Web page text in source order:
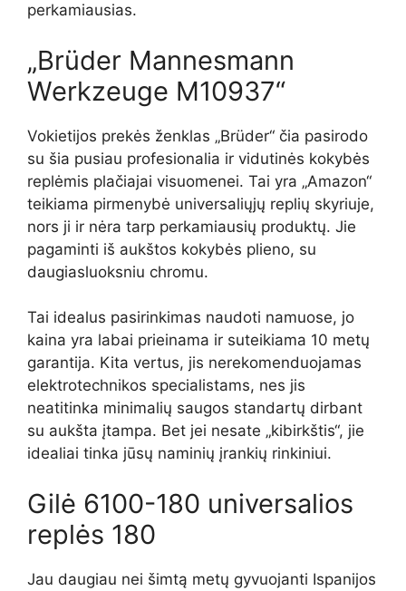
perkamiausias.
„Brüder Mannesmann
Werkzeuge M10937“
Vokietijos prekės ženklas „Brüder“ čia pasirodo
su šia pusiau profesionalia ir vidutinės kokybės
replėmis plačiajai visuomenei. Tai yra „Amazon“
teikiama pirmenybė universaliųjų replių skyriuje,
nors ji ir nėra tarp perkamiausių produktų. Jie
pagaminti iš aukštos kokybės plieno, su
daugiasluoksniu chromu.
Tai idealus pasirinkimas naudoti namuose, jo
kaina yra labai prieinama ir suteikiama 10 metų
garantija. Kita vertus, jis nerekomenduojamas
elektrotechnikos specialistams, nes jis
neatitinka minimalių saugos standartų dirbant
su aukšta įtampa. Bet jei nesate „kibirkštis“, jie
idealiai tinka jūsų naminių įrankių rinkiniui.
Gilė 6100-180 universalios
replės 180
Jau daugiau nei šimtą metų gyvuojanti Ispanijos